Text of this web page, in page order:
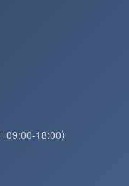
18:00）